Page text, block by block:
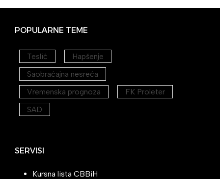
POPULARNE TEME
Teslić
Hapšenje
Saobraćajna nesreća
Vremenska prognoza
FK Proleter
SAD
SERVISI
Kursna lista CBBiH